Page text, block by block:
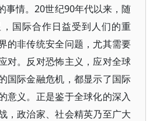
事情。20世纪90年代以来，随
国际合作日益受到人们的重
的非传统安全问题，尤其需要
对。反对恐怖主义，应对全球
国际金融危机，都显示了国际
意义。正是鉴于全球化的深入
，政治家、社会精英乃至广大